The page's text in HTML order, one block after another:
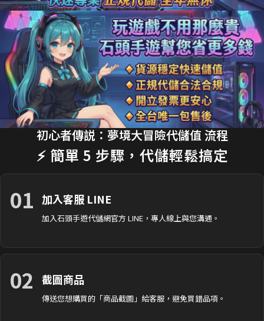
18分鐘前 劉**瑄 購買了 170元 限時禮包 交易成功
20分鐘前 T**y_L 購買了 2990元 節日禮包 交易成功
22分鐘前 蔡**文 購買了 33元 銅板禮包 交易成功
25分鐘前 H**nry 購買了 490元 特惠禮包 交易成功
28分鐘前 黃**傑 購買了 1690元 禮包 交易成功
30分鐘前 Ap**le 購買了 990元 月卡 交易成功
35分鐘前 楊**婷 購買了 3290元 禮包 交易成功
初心者傳説：夢境大冒險代儲值 流程
⚡ 簡單 5 步驟，代儲輕鬆搞定
01 加入客服 LINE
加入石頭手遊代儲網官方 LINE，專人線上與您溝通。
02 截圖商品
傳送您想購買的「商品截圖」給客服，避免買錯品項。